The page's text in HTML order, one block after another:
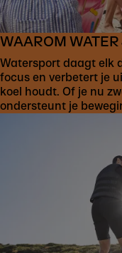
WAAROM
Watersport daagt elk
focus en verbetert je
koel houdt. Of je nu
ondersteunt je